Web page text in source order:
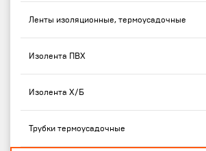
Ленты изоляционные, термоусадочные
Изолента ПВХ
Изолента Х/Б
Трубки термоусадочные